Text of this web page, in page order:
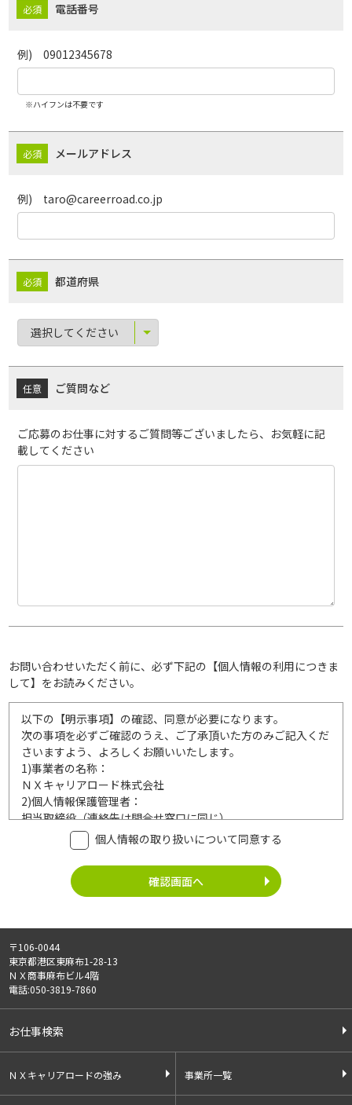
電話番号
例) 09012345678
※ハイフンは不要です
メールアドレス
例) taro@careerroad.co.jp
都道府県
ご質問など
ご応募のお仕事に対するご質問等ございましたら、お気軽に記
載してください
お問い合わせいただく前に、必ず下記の【個人情報の利用につきま
して】をお読みください。
以下の【明示事項】の確認、同意が必要になります。
次の事項を必ずご確認のうえ、ご了承頂いた方のみご記入くだ
さいますよう、よろしくお願いいたします。
1)事業者の名称：
ＮＸキャリアロード株式会社
2)個人情報保護管理者：
担当取締役（連絡先は問合せ窓口に同じ）
利用目的：
ご記入頂いた個人情報は、次の利用目的達成の範囲内において
利用いたします。
個人情報の利用
有料職業紹介事業
・請負事業
ご記入頂いた個人情報は、法令等に定める場合を除いて、ご本
人様の同意なく、第三者に提供することはございません。
5)外部の委託：
ご記入頂いた個人情報は、文書保存、サーバー管理等の目的
個人情報の取り扱いについて同意する
〒106-0044
東京都港区東麻布1-28-13
ＮＸ商事麻布ビル4階
電話:050-3819-7860
お仕事検索
ＮＸキャリアロードの強み 事業所一覧